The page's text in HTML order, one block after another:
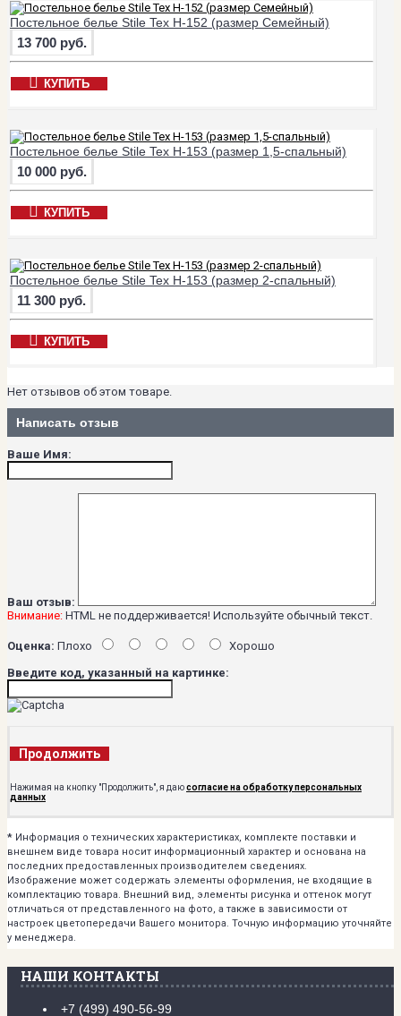
Постельное белье Stile Tex H-152 (размер Семейный)
13 700 руб.
КУПИТЬ
Постельное белье Stile Tex H-153 (размер 1,5-спальный)
10 000 руб.
КУПИТЬ
Постельное белье Stile Tex H-153 (размер 2-спальный)
11 300 руб.
КУПИТЬ
Нет отзывов об этом товаре.
Написать отзыв
Ваше Имя:
Ваш отзыв:
Внимание: HTML не поддерживается! Используйте обычный текст.
Оценка: Плохо
Хорошо
Введите код, указанный на картинке:
Продолжить
Нажимая на кнопку "Продолжить", я даюсогласие на обработку персональных
данных
* Информация о технических характеристиках, комплекте поставки и
внешнем виде товара носит информационный характер и основана на
последних предоставленных производителем сведениях.
Изображение может содержать элементы оформления, не входящие в
комплектацию товара. Внешний вид, элементы рисунка и оттенок могут
отличаться от представленного на фото, а также в зависимости от
настроек цветопередачи Вашего монитора. Точную информацию уточняйте
у менеджера.
НАШИ КОНТАКТЫ
+7 (499) 490-56-99